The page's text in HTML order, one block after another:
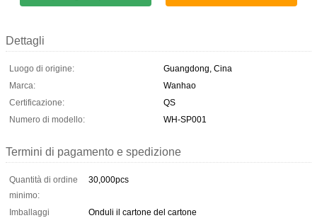
Dettagli
Luogo di origine:
Guangdong, Cina
Marca:
Wanhao
Certificazione:
QS
Numero di modello:
WH-SP001
Termini di pagamento e spedizione
Quantità di ordine
minimo:
30,000pcs
Imballaggi
Onduli il cartone del cartone